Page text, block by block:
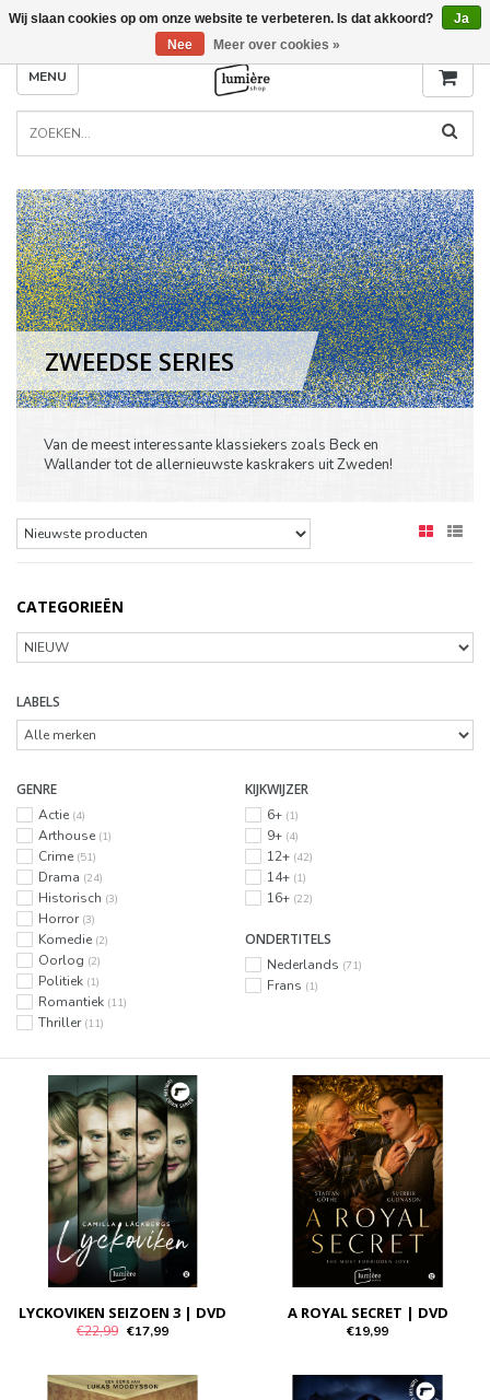
MENU
ZWEEDSE SERIES
Van de meest interessante klassiekers zoals Beck en
Wallander tot de allernieuwste kaskrakers uit Zweden!
CATEGORIEËN
LABELS
GENRE
Actie (4)
Arthouse (1)
Crime (51)
Drama (24)
Historisch (3)
Horror (3)
Komedie (2)
Oorlog (2)
Politiek (1)
Romantiek (11)
Thriller (11)
KIJKWIJZER
6+ (1)
9+ (4)
12+ (42)
14+ (1)
16+ (22)
ONDERTITELS
Nederlands (71)
Frans (1)
LYCKOVIKEN SEIZOEN 3 | DVD
€22,99 €17,99
A ROYAL SECRET | DVD
€19,99
Wij slaan cookies op om onze website te verbeteren. Is dat akkoord?
Ja
Nee
Meer over cookies »